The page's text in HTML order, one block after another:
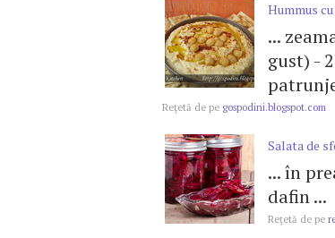
Hummus
...
gust) -
Reţetă de pe gospodini.blogspot.com
Salata de
... în
dafin ...
Reţetă de pe